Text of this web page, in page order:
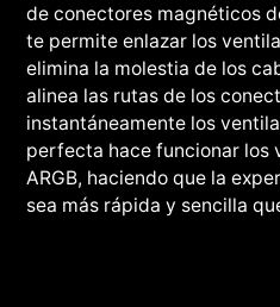
de conectores magnéticos
te permite enlazar los
elimina la molestia de los
alinea las rutas de los
instantáneamente los
perfecta hace funcionar los
ARGB, haciendo que la
sea más rápida y sencilla